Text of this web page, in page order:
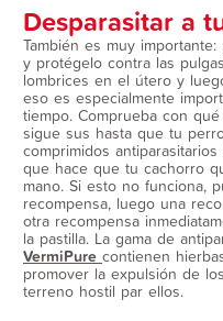
Desparasitar a
También es muy
y protégelo contra las
lombrices en el útero y
eso es especialmente
tiempo. Comprueba con
sigue sus hasta que tu
comprimidos
que hace que tu cachorro
mano. Si esto no funciona,
recompensa, luego una
otra recompensa
la pastilla. La gama de
VermiPure contienen
promover la expulsión de
terreno hostil par ellos.